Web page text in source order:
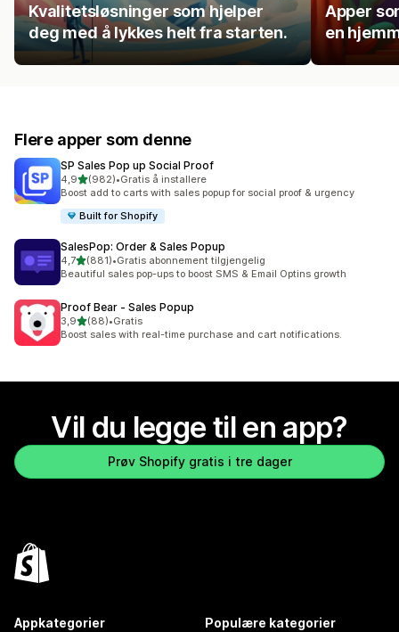
Kvalitetsløsninger som hjelper
deg med å lykkes helt fra starten.
Apper
en
Flere apper som denne
SP Sales Pop up Social Proof
4,9av 5 stjerner
(982)
Totalt 982 omtaler
•Gratis å installere
Boost add to carts with sales popup for social proof & urgency
Built for Shopify
SalesPop: Order & Sales Popup
4,7av 5 stjerner
(881)
Totalt 881 omtaler
•Gratis abonnement tilgjengelig
Beautiful sales pop-ups to boost SMS & Email Optins growth
Proof Bear ‑ Sales Popup
3,9av 5 stjerner
(88)
Totalt 88 omtaler
•Gratis
Boost sales with real-time purchase and cart notifications.
Vil du legge til en app?
Prøv Shopify gratis i tre dager
Appkategorier Populære kategorier